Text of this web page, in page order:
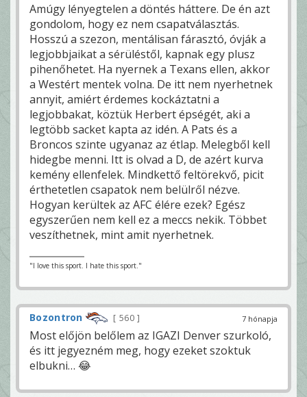
Amúgy lényegtelen a döntés háttere. De én azt
gondolom, hogy ez nem csapatválasztás.
Hosszú a szezon, mentálisan fárasztó, óvják a
legjobbjaikat a sérüléstől, kapnak egy plusz
pihenőhetet. Ha nyernek a Texans ellen, akkor
a Westért mentek volna. De itt nem nyerhetnek
annyit, amiért érdemes kockáztatni a
legjobbakat, köztük Herbert épségét, aki a
legtöbb sacket kapta az idén. A Pats és a
Broncos szinte ugyanaz az étlap. Melegből kell
hidegbe menni. Itt is olvad a D, de azért kurva
kemény ellenfelek. Mindkettő feltörekvő, picit
érthetetlen csapatok nem belülről nézve.
Hogyan kerültek az AFC élére ezek? Egész
egyszerűen nem kell ez a meccs nekik. Többet
veszíthetnek, mint amit nyerhetnek.
"I love this sport. I hate this sport."
7 hónapja
Bozontron 560
Most előjön belőlem az IGAZI Denver szurkoló,
és itt jegyezném meg, hogy ezeket szoktuk
elbukni… 😂